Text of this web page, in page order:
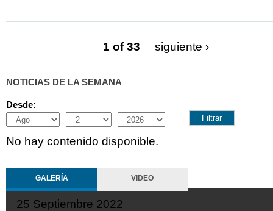
1 of 33 siguiente ›
NOTICIAS DE LA SEMANA
Desde:
Month
Day Year
No hay contenido disponible.
GALERÍA VIDEO
25 Septiembre 2022